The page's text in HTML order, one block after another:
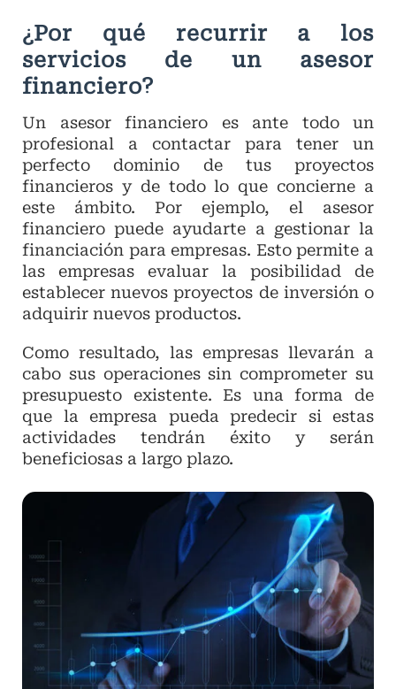
¿Por qué recurrir a los
servicios de un asesor
financiero?
Un asesor financiero es ante todo un
profesional a contactar para tener un
perfecto dominio de tus proyectos
financieros y de todo lo que concierne a
este ámbito. Por ejemplo, el asesor
financiero puede ayudarte a gestionar la
financiación para empresas. Esto permite a
las empresas evaluar la posibilidad de
establecer nuevos proyectos de inversión o
adquirir nuevos productos.
Como resultado, las empresas llevarán a
cabo sus operaciones sin comprometer su
presupuesto existente. Es una forma de
que la empresa pueda predecir si estas
actividades tendrán éxito y serán
beneficiosas a largo plazo.